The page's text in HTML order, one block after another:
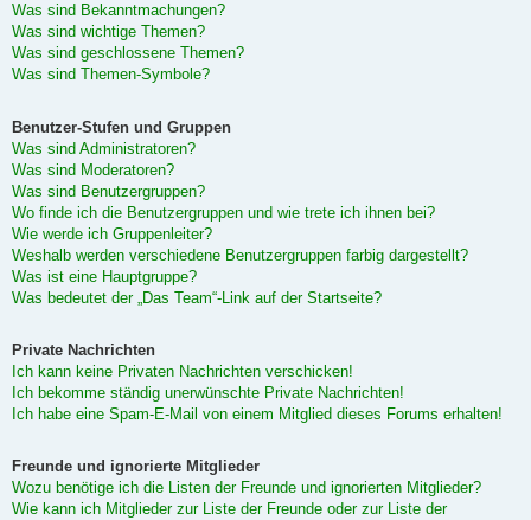
Was sind Bekanntmachungen?
Was sind wichtige Themen?
Was sind geschlossene Themen?
Was sind Themen-Symbole?
Benutzer-Stufen und Gruppen
Was sind Administratoren?
Was sind Moderatoren?
Was sind Benutzergruppen?
Wo finde ich die Benutzergruppen und wie trete ich ihnen bei?
Wie werde ich Gruppenleiter?
Weshalb werden verschiedene Benutzergruppen farbig dargestellt?
Was ist eine Hauptgruppe?
Was bedeutet der „Das Team“-Link auf der Startseite?
Private Nachrichten
Ich kann keine Privaten Nachrichten verschicken!
Ich bekomme ständig unerwünschte Private Nachrichten!
Ich habe eine Spam-E-Mail von einem Mitglied dieses Forums erhalten!
Freunde und ignorierte Mitglieder
Wozu benötige ich die Listen der Freunde und ignorierten Mitglieder?
Wie kann ich Mitglieder zur Liste der Freunde oder zur Liste der